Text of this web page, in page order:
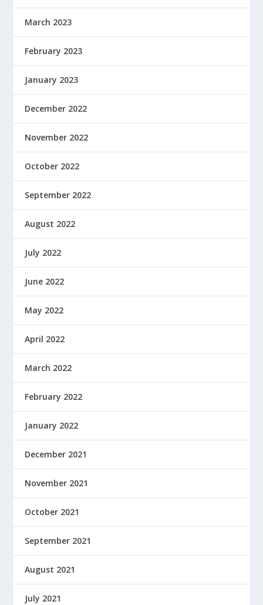
March 2023
February 2023
January 2023
December 2022
November 2022
October 2022
September 2022
August 2022
July 2022
June 2022
May 2022
April 2022
March 2022
February 2022
January 2022
December 2021
November 2021
October 2021
September 2021
August 2021
July 2021